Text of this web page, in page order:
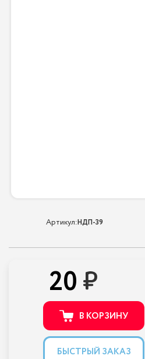
Артикул:НДП-39
20
В КОРЗИНУ
БЫСТРЫЙ ЗАКАЗ